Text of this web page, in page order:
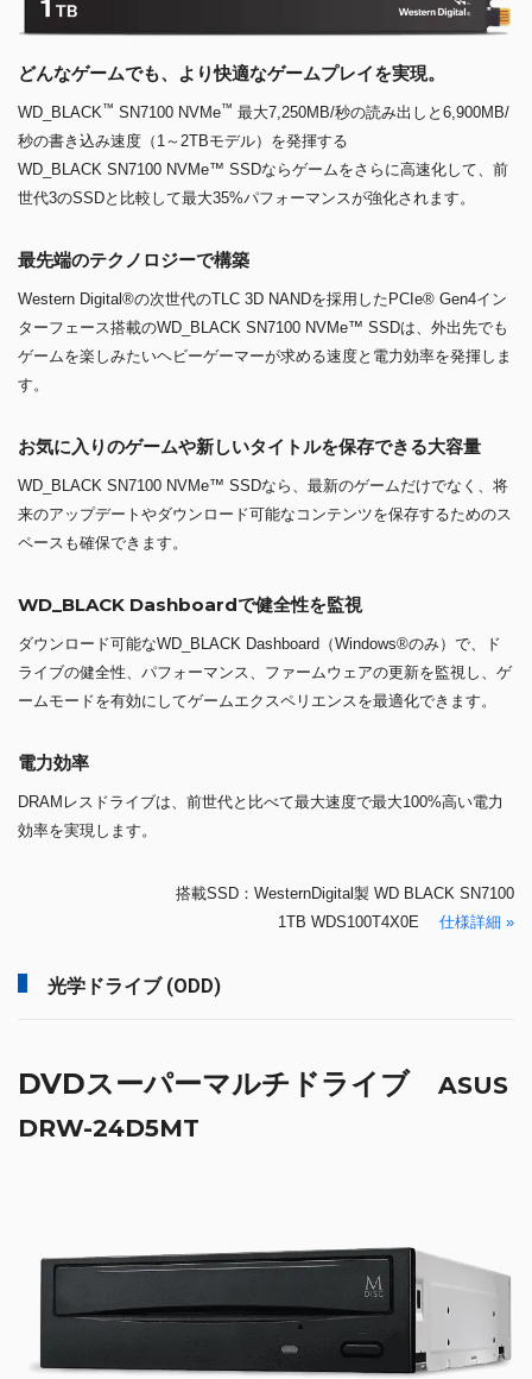
どんなゲームでも、より快適なゲームプレイを実現。
WD_BLACK™ SN7100 NVMe™ 最大7,250MB/秒の読み出しと6,900MB/
秒の書き込み速度（1～2TBモデル）を発揮する
WD_BLACK SN7100 NVMe™ SSDならゲームをさらに高速化して、前
世代3のSSDと比較して最大35%パフォーマンスが強化されます。
最先端のテクノロジーで構築
Western Digital®の次世代のTLC 3D NANDを採用したPCIe® Gen4イン
ターフェース搭載のWD_BLACK SN7100 NVMe™ SSDは、外出先でも
ゲームを楽しみたいヘビーゲーマーが求める速度と電力効率を発揮しま
す。
お気に入りのゲームや新しいタイトルを保存できる大容量
WD_BLACK SN7100 NVMe™ SSDなら、最新のゲームだけでなく、将
来のアップデートやダウンロード可能なコンテンツを保存するためのス
ペースも確保できます。
WD_BLACK Dashboardで健全性を監視
ダウンロード可能なWD_BLACK Dashboard（Windows®のみ）で、ド
ライブの健全性、パフォーマンス、ファームウェアの更新を監視し、ゲ
ームモードを有効にしてゲームエクスペリエンスを最適化できます。
電力効率
DRAMレスドライブは、前世代と比べて最大速度で最大100%高い電力
効率を実現します。
搭載SSD：WesternDigital製 WD BLACK SN7100
1TB WDS100T4X0E 仕様詳細 »
光学ドライブ (ODD)
DVDスーパーマルチドライブ ASUS
DRW-24D5MT